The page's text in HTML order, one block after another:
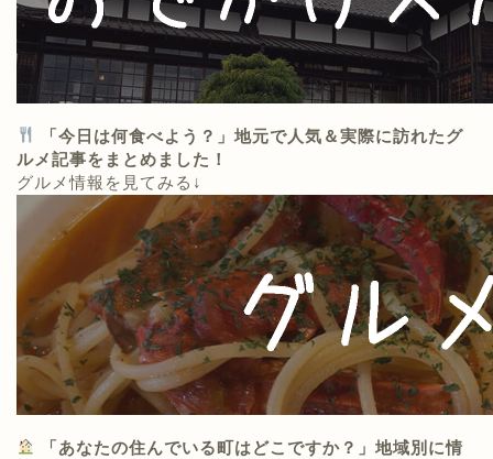
「今日は何食べよう？」地元で人気＆実際に訪れたグ
ルメ記事をまとめました！
グルメ情報を見てみる↓
「あなたの住んでいる町はどこですか？」地域別に情